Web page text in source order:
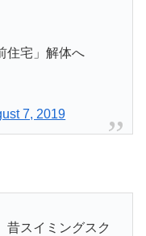
住宅」解体へ
7, 2019
昔スイミングスク